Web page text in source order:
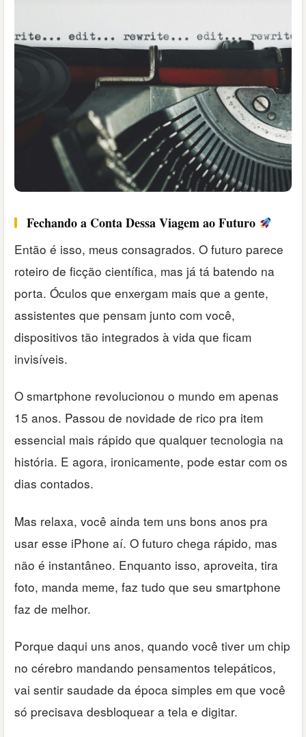
Fechando a Conta Dessa Viagem ao Futuro
Então é isso, meus consagrados. O futuro parece
roteiro de ficção científica, mas já tá batendo na
porta. Óculos que enxergam mais que a gente,
assistentes que pensam junto com você,
dispositivos tão integrados à vida que ficam
invisíveis.
O smartphone revolucionou o mundo em apenas
15 anos. Passou de novidade de rico pra item
essencial mais rápido que qualquer tecnologia na
história. E agora, ironicamente, pode estar com os
dias contados.
Mas relaxa, você ainda tem uns bons anos pra
usar esse iPhone aí. O futuro chega rápido, mas
não é instantâneo. Enquanto isso, aproveita, tira
foto, manda meme, faz tudo que seu smartphone
faz de melhor.
Porque daqui uns anos, quando você tiver um chip
no cérebro mandando pensamentos telepáticos,
vai sentir saudade da época simples em que você
só precisava desbloquear a tela e digitar.